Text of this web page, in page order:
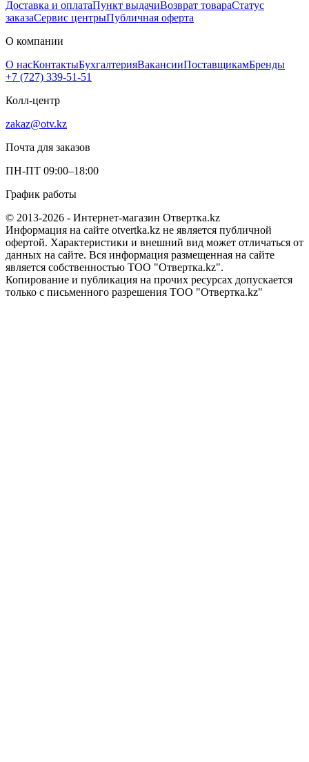
Доставка и оплатаПункт выдачиВозврат товараСтатус
заказаСервис центрыПубличная оферта
О компании
О насКонтактыБухгалтерияВакансииПоставщикамБренды
+7 (727) 339-51-51
Колл-центр
zakaz@otv.kz
Почта для заказов
ПН-ПТ 09:00–18:00
График работы
© 2013-2026 - Интернет-магазин Отвертка.kz
Информация на сайте otvertka.kz не является публичной
офертой. Характеристики и внешний вид может отличаться от
данных на сайте. Вся информация размещенная на сайте
является собственностью ТОО "Отвертка.kz".
Копирование и публикация на прочих ресурсах допускается
только с письменного разрешения ТОО "Отвертка.kz"